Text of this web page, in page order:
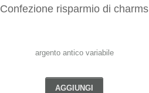
Confezione risparmio di charms
argento antico variabile
AGGIUNGI